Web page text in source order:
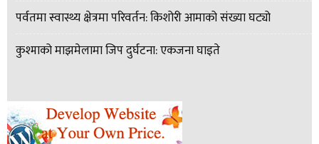
पर्वतमा स्वास्थ्य क्षेत्रमा परिवर्तन: किशोरी आमाको संख्या घट्यो
कुश्माको माझमेलामा जिप दुर्घटना: एकजना घाइते